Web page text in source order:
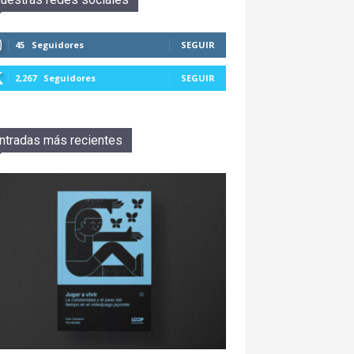
45 Seguidores SEGUIR
2,267 Seguidores SEGUIR
más recientes